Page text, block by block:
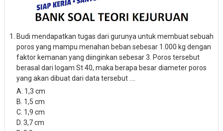
Budi mendapatkan tugas dari gurunya untuk membuat sebuah
poros yang mampu menahan beban sebesar 1.000 kg dengan
faktor kemanan yang diinginkan sebesar 3. Poros tersebut
berasal dari logam St 40, maka berapa besar diameter poros
yang akan dibuat dari data tersebut ....
A. 1,3 cm
B. 1,5 cm
C. 1,9 cm
D. 3,7 cm